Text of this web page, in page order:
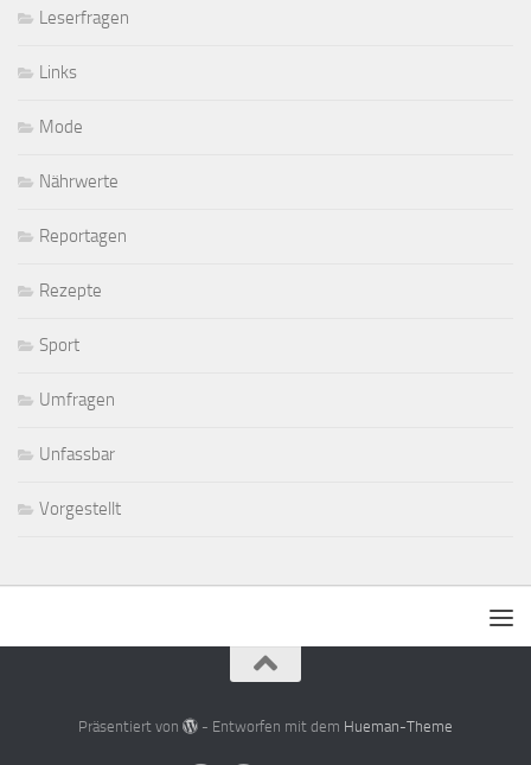
Leserfragen
Links
Mode
Nährwerte
Reportagen
Rezepte
Sport
Umfragen
Unfassbar
Vorgestellt
Präsentiert von - Entworfen mit dem Hueman-Theme